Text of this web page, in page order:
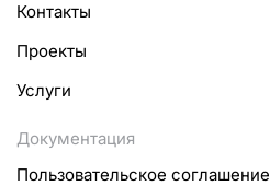
Контакты
Проекты
Услуги
Документация
Пользовательское соглашение